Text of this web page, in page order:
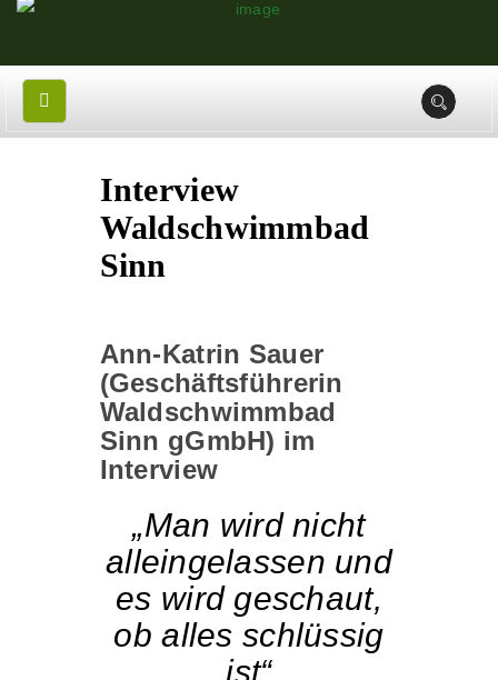
Interview
Waldschwimmbad
Sinn
Ann-Katrin Sauer
(Geschäftsführerin
Waldschwimmbad
Sinn gGmbH) im
Interview
„Man wird nicht
alleingelassen und
es wird geschaut,
ob alles schlüssig
ist“